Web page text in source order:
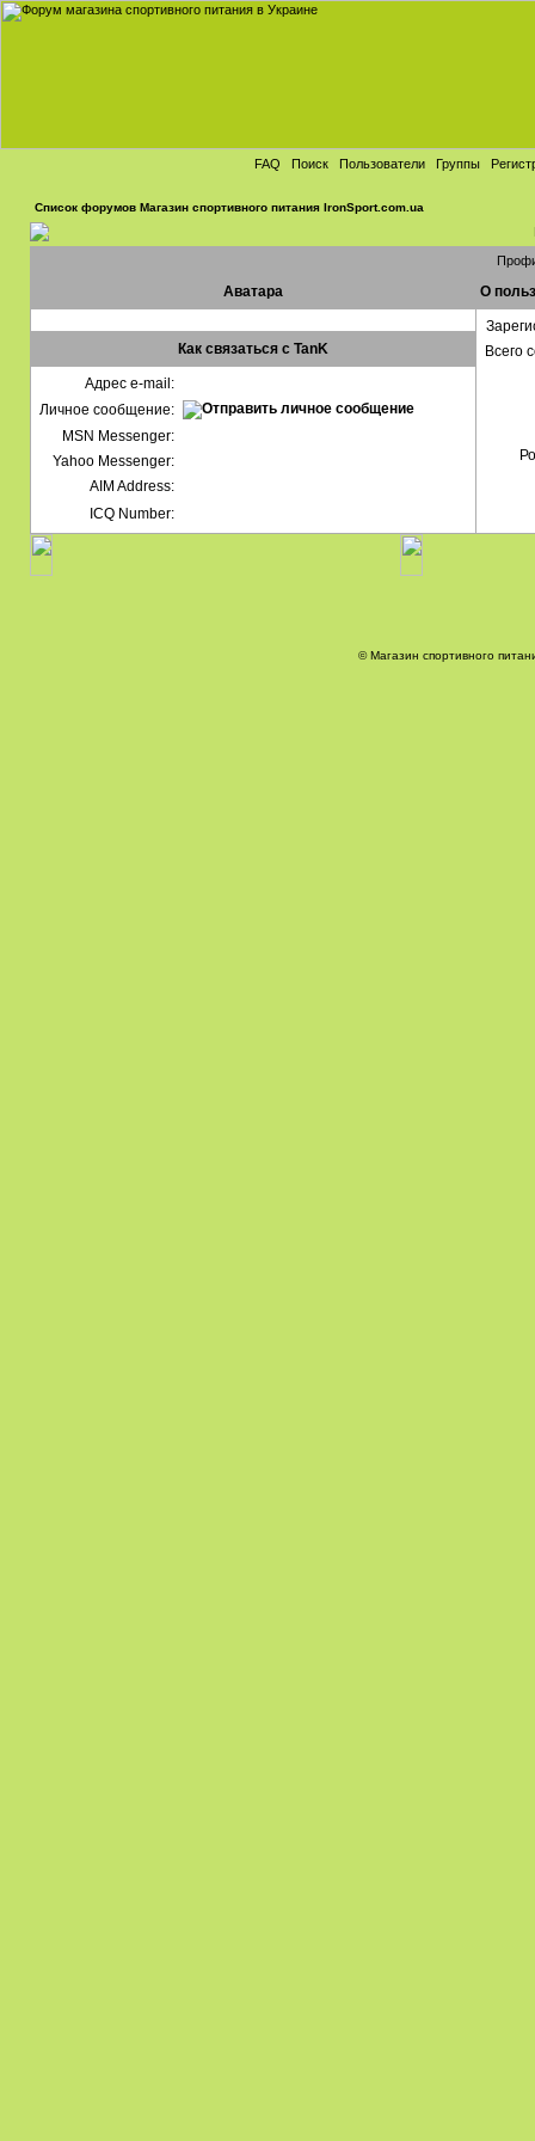
FAQ Поиск Пользователи Группы
Список форумов Магазин спортивного питания IronSport.com.ua
Аватара О
Всего
Как связаться с TanK
Адрес e-mail:
Личное сообщение:
MSN Messenger:
Yahoo Messenger:
AIM Address:
ICQ Number:
© Магазин спортивного